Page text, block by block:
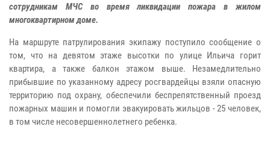
сотрудникам МЧС во время ликвидации пожара в жилом
многоквартирном доме.
На маршруте патрулирования экипажу поступило сообщение о
том, что на девятом этаже высотки по улице Ильича горит
квартира, а также балкон этажом выше. Незамедлительно
прибывшие по указанному адресу росгвардейцы взяли опасную
территорию под охрану, обеспечили беспрепятственный проезд
пожарных машин и помогли эвакуировать жильцов - 25 человек,
в том числе несовершеннолетнего ребенка.